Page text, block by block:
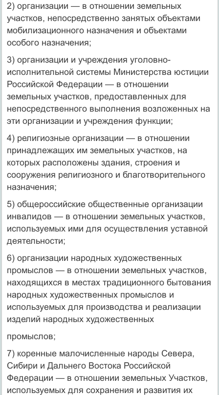
2) организации — в отношении земельных
участков, непосред­ственно занятых объектами
мобилизационного назначения и объек­тами
особого назначения;
3) организации и учреждения уголовно-
исполнительной систе­мы Министерства юстиции
Российской Федерации — в отношении
земельных участков, предоставленных для
непосредственного выпол­нения возложенных на
эти организации и учреждения функции;
4) религиозные организации — в отношении
принадлежащих им земельных участков, на
которых расположены здания, строения и
сооружения религиозного и благотворительного
назначения;
5) общероссийские общественные организации
инвалидов — в отношении земельных участков,
используемых ими для осуществ­ления уставной
деятельности;
6) организации народных художественных
промыслов — в от­ношении земельных участков,
находящихся в местах традиционного бытования
народных художественных промыслов и
используемых для производства и реализации
изделий народных художественных
промыслов;
7) коренные малочисленные народы Севера,
Сибири и Даль­него Востока Российской
Федерации — в отношении земельных Участков,
используемых для сохранения и развития их